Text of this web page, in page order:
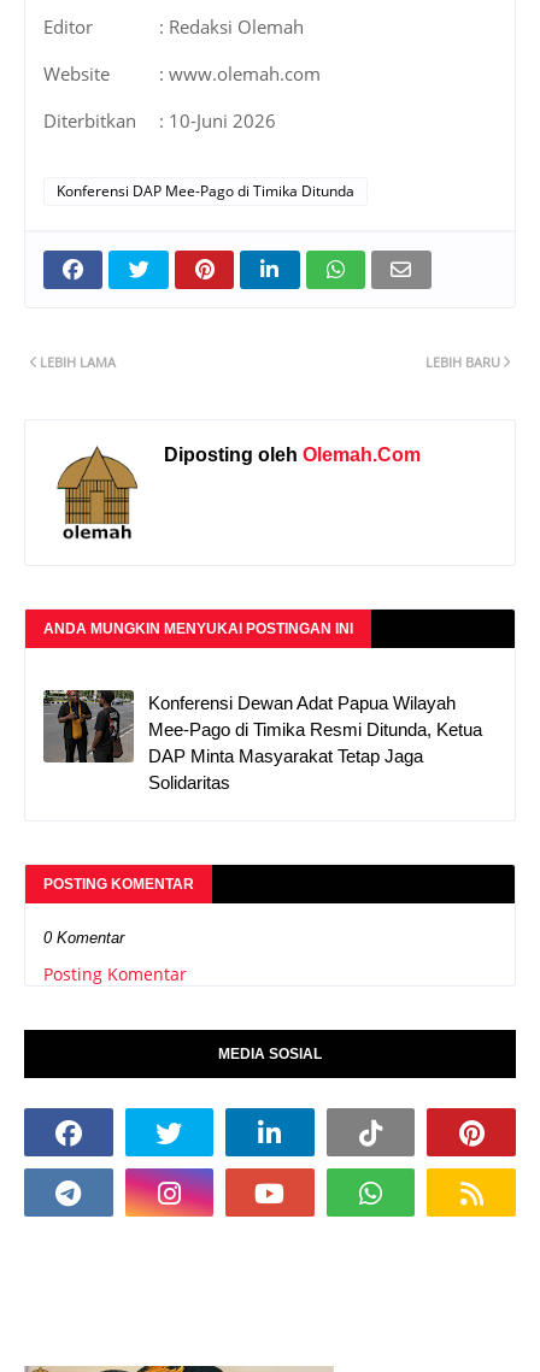
Editor
: Redaksi Olemah
Website
: www.olemah.com
Diterbitkan
: 10-Juni 2026
Konferensi DAP Mee-Pago di Timika Ditunda
LEBIH BARU
LEBIH LAMA
Diposting oleh Olemah.Com
ANDA MUNGKIN MENYUKAI POSTINGAN INI
Konferensi Dewan Adat Papua Wilayah
Mee-Pago di Timika Resmi Ditunda, Ketua
DAP Minta Masyarakat Tetap Jaga
Solidaritas
POSTING KOMENTAR
0 Komentar
Posting Komentar
MEDIA SOSIAL